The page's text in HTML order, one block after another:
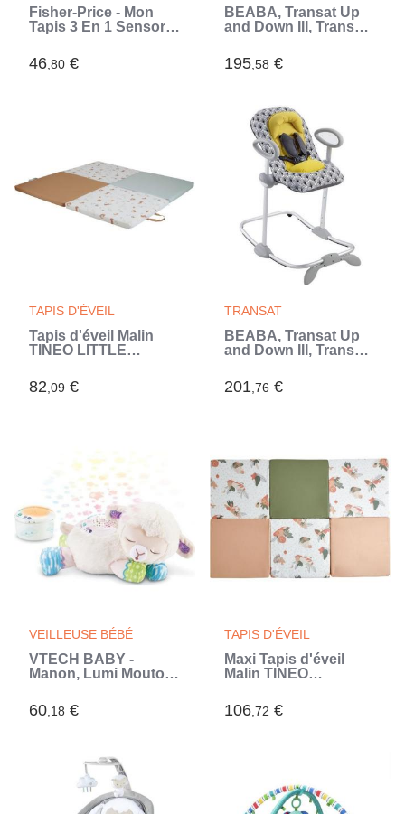
Fisher-Price - Mon
Tapis 3 En 1 Sensoriel
Age (Blanc)
46,80 €
BÉABA, Transat Up
and Down III, Transat
d'Inclinaison, 4
Hauteurs, Harnais
195,58 €
TAPIS D'ÉVEIL
Tapis d'éveil Malin
TINEO LITTLE
évolutif multifonction
- 120x120 cm (Blanc)
82,09 €
TRANSAT
BÉABA, Transat Up
and Down III, Transat
d'Inclinaison, 4
Hauteurs, Harnais
201,76 €
VEILLEUSE BÉBÉ
VTECH BABY -
Manon, Lumi Mouton
(Blanc)
60,18 €
TAPIS D'ÉVEIL
Maxi Tapis d'éveil
Malin TINEO
Tapis évolutif
multifonction -
106,72 €